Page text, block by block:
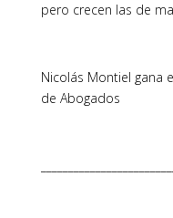
pero crecen las de
Nicolás Montiel gana
de Abogados